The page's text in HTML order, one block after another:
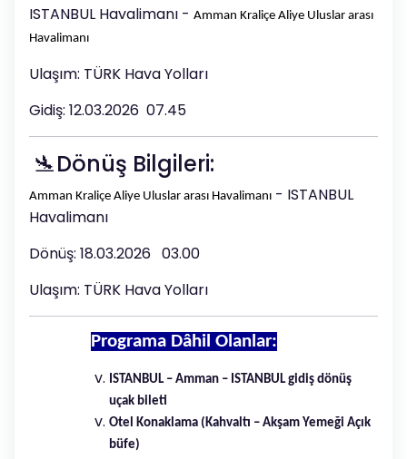
ISTANBUL Havalimanı - Amman Kraliçe Aliye Uluslar arası
Havalimanı
Ulaşım: TÜRK Hava Yolları
Gidiş: 12.03.2026 07.45
🛬Dönüş Bilgileri:
Amman Kraliçe Aliye Uluslar arası Havalimanı - ISTANBUL
Havalimanı
Dönüş: 18.03.2026 03.00
Ulaşım: TÜRK Hava Yolları
Programa Dâhil Olanlar:
ISTANBUL – Amman – ISTANBUL gidiş dönüş
uçak bileti
Otel Konaklama (Kahvaltı – Akşam Yemeği Açık
büfe)